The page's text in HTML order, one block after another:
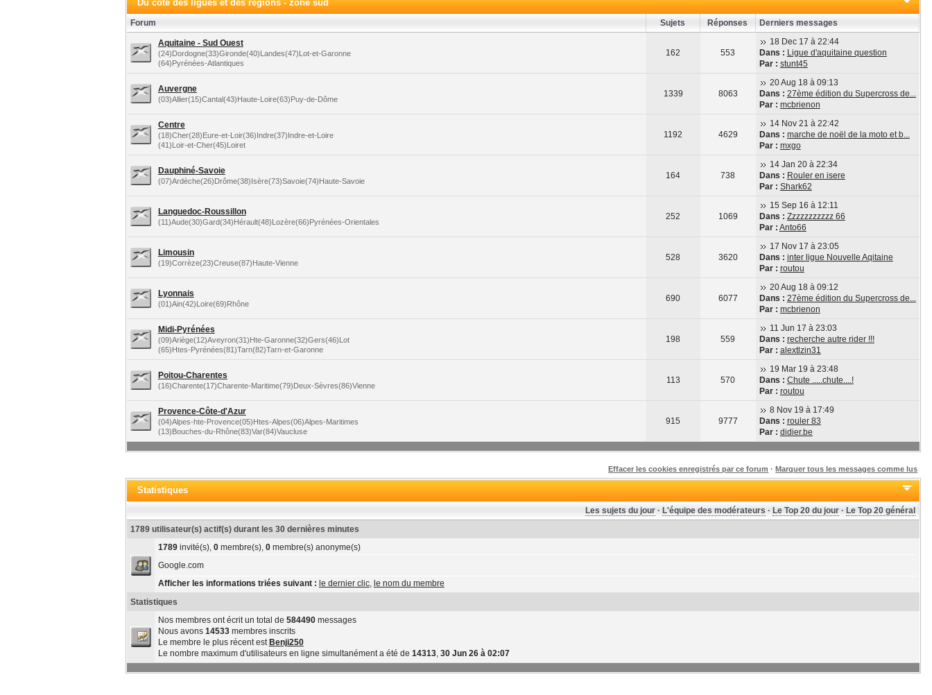
Du côté des ligues et des régions - zone sud
Forum Sujets Réponses Derniers messages
Aquitaine - Sud Ouest
(24)Dordogne(33)Gironde(40)Landes(47)Lot-et-Garonne
(64)Pyrénées-Atlantiques
162 553
18 Dec 17 à 22:44
Dans : Ligue d'aquitaine question
Par : stunt45
Auvergne
(03)Allier(15)Cantal(43)Haute-Loire(63)Puy-de-Dôme
1339 8063
20 Aug 18 à 09:13
Dans : 27ème édition du Supercross de...
Par : mcbrienon
Centre
(18)Cher(28)Eure-et-Loir(36)Indre(37)Indre-et-Loire
(41)Loir-et-Cher(45)Loiret
1192 4629
14 Nov 21 à 22:42
Dans : marche de noël de la moto et b...
Par : mxgo
Dauphiné-Savoie
(07)Ardèche(26)Drôme(38)Isère(73)Savoie(74)Haute-Savoie
164 738
14 Jan 20 à 22:34
Dans : Rouler en isere
Par : Shark62
Languedoc-Roussillon
(11)Aude(30)Gard(34)Hérault(48)Lozère(66)Pyrénées-Orientales
252 1069
15 Sep 16 à 12:11
Dans : Zzzzzzzzzzz 66
Par : Anto66
Limousin
(19)Corrèze(23)Creuse(87)Haute-Vienne
528 3620
17 Nov 17 à 23:05
Dans : inter ligue Nouvelle Aqitaine
Par : routou
Lyonnais
(01)Ain(42)Loire(69)Rhône
690 6077
20 Aug 18 à 09:12
Dans : 27ème édition du Supercross de...
Par : mcbrienon
Midi-Pyrénées
(09)Ariège(12)Aveyron(31)Hte-Garonne(32)Gers(46)Lot
(65)Htes-Pyrénées(81)Tarn(82)Tarn-et-Garonne
198 559
11 Jun 17 à 23:03
Dans : recherche autre rider !!!
Par : alextlzin31
Poitou-Charentes
(16)Charente(17)Charente-Maritime(79)Deux-Sèvres(86)Vienne
113 570
19 Mar 19 à 23:48
Dans : Chute .....chute....!
Par : routou
Provence-Côte-d'Azur
(04)Alpes-hte-Provence(05)Htes-Alpes(06)Alpes-Maritimes
(13)Bouches-du-Rhône(83)Var(84)Vaucluse
915 9777
8 Nov 19 à 17:49
Dans : rouler 83
Par : didier.be
Effacer les cookies enregistrés par ce forum ·Marquer tous les messages comme lus
Statistiques
Les sujets du jour· L'équipe des modérateurs · Le Top 20 du jour· Le Top 20 général
1789 utilisateur(s) actif(s) durant les 30 dernières minutes
1789invité(s), 0membre(s), 0membre(s) anonyme(s)
Google.com
Afficher les informations triées suivant : le dernier clic, le nom du membre
Statistiques
Nos membres ont écrit un total de 584490messages
Nous avons 14533membres inscrits
Le membre le plus récent est Benji250
Le nombre maximum d'utilisateurs en ligne simultanément a été de 14313, 30 Jun 26 à 02:07